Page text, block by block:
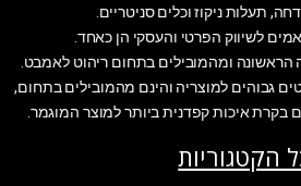
תעלות ניקוז וכלים סניטריים.
לשיווק הפרטי והעסקי הן כאחד.
הראשונה ומהמובילים בתחום ריהוט לאמבט.
גבוהים למוצריה והינם מהמובילים בתחום,
בקרת איכות קפדנית ביותר למוצר המוגמר.
הקטגוריות